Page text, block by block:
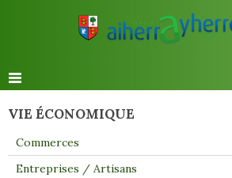
VIE ÉCONOMIQUE
Commerces
Entreprises / Artisans